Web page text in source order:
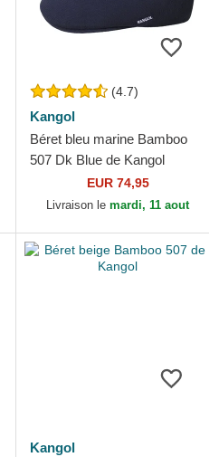
(4.7)
Kangol
Béret bleu marine Bamboo
507 Dk Blue de Kangol
EUR 74,95
Livraison le mardi, 11 aout
Kangol